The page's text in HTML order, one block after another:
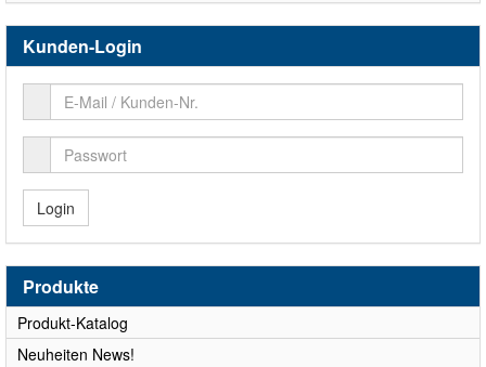
Kunden-Login
Login
Produkte
Produkt-Katalog
Neuheiten News!